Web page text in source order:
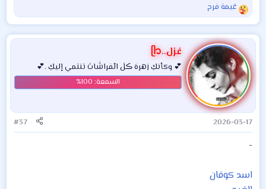
ا
ل
ت
ف
ا
ع
ل
ا
ت
:
غيمة فرح
غزل..ᥫ᭡
💕 وكأنكِ زهرهَ ڪلٰ الٓفراشَاتَ تنتمي إليكِ .💕
2026-03-17
#37
-
اسد كوفان